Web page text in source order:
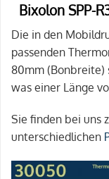
Bixolon SPP-
Die in den
passenden
80mm (Bonbreite)
was einer Länge
Sie finden bei uns
unterschiedlichen